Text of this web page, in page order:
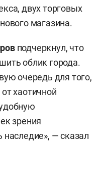
двух торговых
магазина.
подчеркнул, что
облик города.
очередь для того,
хаотичной
зрения
наследие», — сказал